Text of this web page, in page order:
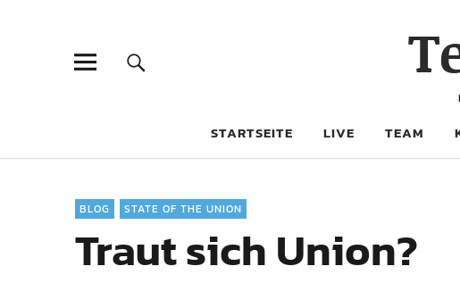
STARTSEITE LIVE TEAM
BLOG STATE OF THE UNION
Traut sich Union?